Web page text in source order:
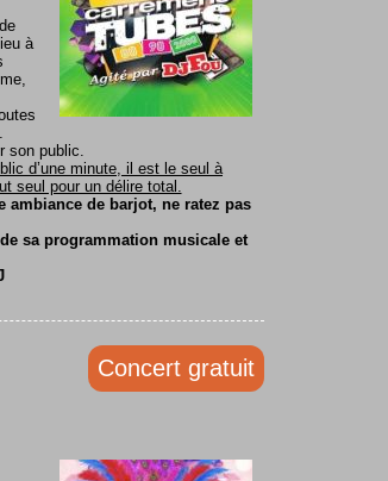
à
son public.
d’une minute, il est le seul à
seul pour un délire total.
ambiance de barjot, ne ratez pas
sa programmation musicale et
Concert gratuit